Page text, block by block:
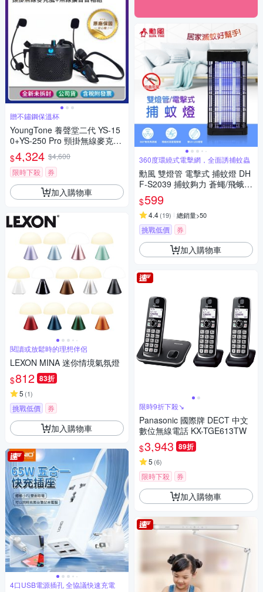
贈不鏽鋼保溫杯
YoungTone 養聲堂二代 YS-15
0+YS-250 Pro 頸掛無線麥克風
+無線擴音音箱組
$4,324 $4,600
限時下殺
券
加入購物車
閱讀或放鬆時的理想伴侶
LEXON MINA 迷你情境氣氛燈
$812 83折
5 (1)
挑戰低價 券
加入購物車
4口USB電源插孔 全協議快速充電
360度環繞式電擊網，全面誘捕蚊蟲
勳風 雙燈管 電擊式 捕蚊燈 DH
F-S2039 捕蚊夠力 蒼蠅/飛蛾/
小黑蚊/蚊蟲一網打盡
$599
4.4(19) 總銷量>50
挑戰低價 券
加入購物車
限時9折下殺↘
Panasonic 國際牌 DECT 中文
數位無線電話 KX-TGE613TW
$3,943 89折
5 (6)
限時下殺 券
加入購物車